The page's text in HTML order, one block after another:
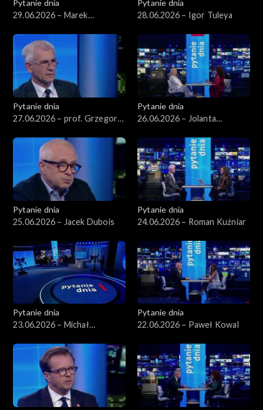
Pytanie dnia
29.06.2026 – Marek
Pytanie dnia
28.06.2026 – Igor Tuleya
Pytanie dnia
27.06.2026 – prof. Grzegorz
Pytanie dnia
26.06.2026 – Jolanta
Pytanie dnia
25.06.2026 – Jacek Dubois
Pytanie dnia
24.06.2026 – Roman Kuźniar
Pytanie dnia
23.06.2026 – Michał
Pytanie dnia
22.06.2026 – Paweł Kowal